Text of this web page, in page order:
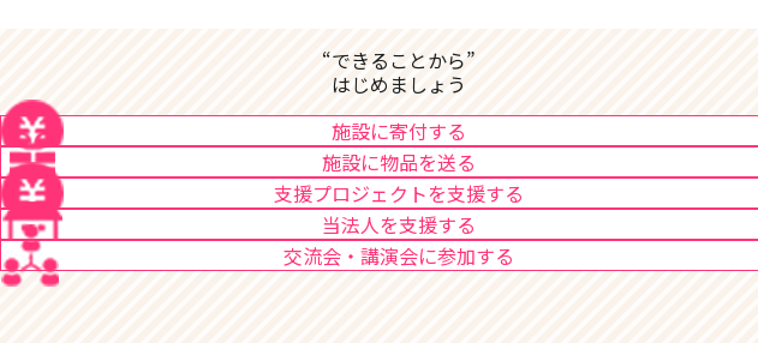
“できることから”
はじめましょう
施設に寄付する
施設に物品を送る
支援プロジェクトを支援する
当法人を支援する
交流会・講演会に参加する